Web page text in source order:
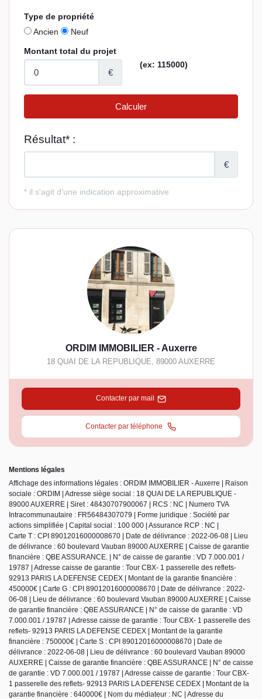
ORDIM IMMOBILIER - Auxerre
18 QUAI DE LA REPUBLIQUE, 89000 AUXERRE
Contacter par mail
Contacter par téléphone
Mentions légales
Affichage des informations légales : ORDIM IMMOBILIER - Auxerre | Raison
sociale : ORDIM | Adresse siège social : 18 QUAI DE LA REPUBLIQUE -
89000 AUXERRE | Siret : 48430707900067 | RCS : NC | Numero TVA
Intracommunautaire : FR56484307079 | Forme juridique : Société par
actions simplifiée | Capital social : 100 000 | Assurance RCP : NC |
Carte T : CPI 89012016000008670 | Date de délivrance : 2022-06-08 | Lieu
de délivrance : 60 boulevard Vauban 89000 AUXERRE | Caisse de garantie
financière : QBE ASSURANCE. | N° de caisse de garantie : VD 7.000.001 /
19787 | Adresse caisse de garantie : Tour CBX- 1 passerelle des reflets-
92913 PARIS LA DEFENSE CEDEX | Montant de la garantie financière :
450000€ | Carte G : CPI 89012016000008670 | Date de délivrance : 2022-
06-08 | Lieu de délivrance : 60 boulevard Vauban 89000 AUXERRE | Caisse
de garantie financière : QBE ASSURANCE | N° de caisse de garantie : VD
7.000.001 / 19787 | Adresse caisse de garantie : Tour CBX- 1 passerelle des
reflets- 92913 PARIS LA DEFENSE CEDEX | Montant de la garantie
financière : 750000€ | Carte S : CPI 89012016000008670 | Date de
délivrance : 2022-06-08 | Lieu de délivrance : 60 boulevard Vauban 89000
AUXERRE | Caisse de garantie financière : QBE ASSURANCE | N° de caisse
de garantie : VD 7.000.001 / 19787 | Adresse caisse de garantie : Tour CBX-
1 passerelle des reflets- 92913 PARIS LA DEFENSE CEDEX | Montant de la
garantie financière : 640000€ | Nom du médiateur : NC | Adresse du